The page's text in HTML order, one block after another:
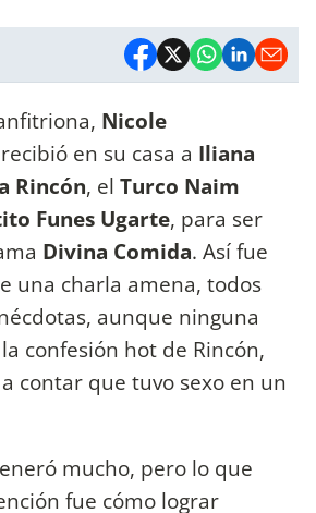
Nicole
recibió en su casa a Iliana
Rincón, el Turco Naim
Funes Ugarte, para ser
Divina Comida. Así fue
una charla amena, todos
aunque ninguna
confesión hot de Rincón,
contar que tuvo sexo en un
mucho, pero lo que
fue cómo lograr